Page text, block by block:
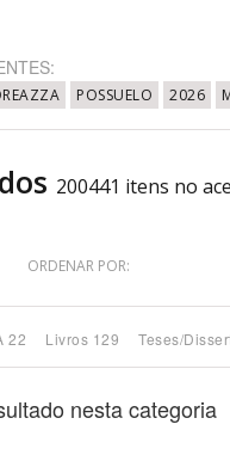
POSSUELO 2026
200441 itens no
ORDENAR POR:
22 Livros 129 Teses/
nesta categoria